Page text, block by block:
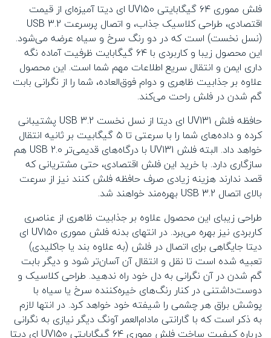
فلش مموری ۶۴ گیگابایتی UV150 ای دیتا آمیزه‌ای از قیمت
اقتصادی، طراحی کلاسیک جذاب، و اتصال پرسرعت USB 3.2
(نسل نخست) است که در دو رنگ سرخ و سیاه عرضه می‌شود.
این محصول زیبا و کاربردی با ۶۴ گیگابایت ظرفیت آماده نگه
داری ایمن و انتقال سریع اطلاعات مهم شما است. این محصول
علاوه بر جذابیت ظاهری و دوام فوق‌العاده، شما را از نگرانی بابت
گم شدن در فلش راحت می‌کند.
حافظه فلش UV131 ای دیتا از نسل نخست USB 3.2 پشتیبانی
کرده و داده‌های شما را با سرعتی تا ۵ گیگابیت بر ثانیه انتقال
خواهد داد. البته فلش UV131 با درگاه‌های قدیمی‌تر USB 2.0 هم
سازگاری دارد. با خرید این فلش اقتصادی، حتی مشتریانی که
قصد ندارند هزینه زیادی صرف حافظه فلش کنند نیز از سرعت
بالای اتصال USB 3.2‌ بهره‌مند خواهند شد.
طراحی زیبای این محصول علاوه بر جذابیت ظاهری از عناصری
کاربردی نیز بهره می‌برد. در انتهای بدنه فلش مموری UV150 ای
دیتا جایگاهی برای اتصال در فلش (به علاوه بند یا جاکلیدی)
تعبیه شده است تا نقل و انتقال آن آسان‌تر شود و دیگر بابت
گم شدن در آن نگرانی به دل خود راه ندهید. طراحی کلاسیک و
دوست‌داشتنی در کنار رنگ‌های خیره‌کننده سرخ یا سیاه با
پوشش براق هر چشمی را شیفته خود خواهد کرد. در انتها لازم
به ذکر است که با گارانتی مادام‌العمر آونگ دیگر نیازی به نگرانی
درباره کیفیت ساخت فلش مموری ۶۴ گیگابایتی UV150 ای دیتا